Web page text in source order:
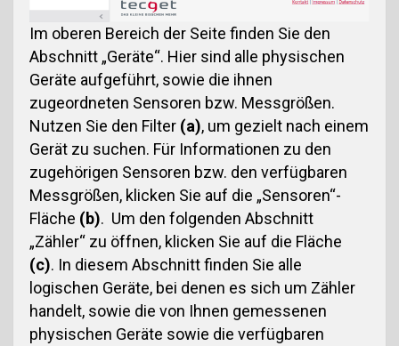
Im oberen Bereich der Seite finden Sie den
Abschnitt „Geräte“. Hier sind alle physischen
Geräte aufgeführt, sowie die ihnen
zugeordneten Sensoren bzw. Messgrößen.
Nutzen Sie den Filter (a), um gezielt nach einem
Gerät zu suchen. Für Informationen zu den
zugehörigen Sensoren bzw. den verfügbaren
Messgrößen, klicken Sie auf die „Sensoren“-
Fläche (b). Um den folgenden Abschnitt
„Zähler“ zu öffnen, klicken Sie auf die Fläche
(c). In diesem Abschnitt finden Sie alle
logischen Geräte, bei denen es sich um Zähler
handelt, sowie die von Ihnen gemessenen
physischen Geräte sowie die verfügbaren